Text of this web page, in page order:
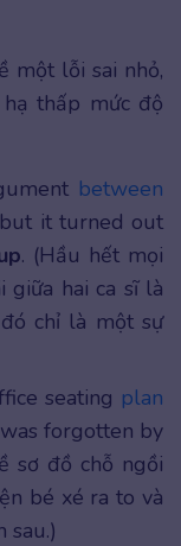
một lỗi sai nhỏ,
thấp mức độ
between
it turned out
. (Hầu hết mọi
giữa hai ca sĩ là
chỉ là một sự
seating plan
forgotten by
sơ đồ chỗ ngồi
bé xé ra to và
sau.)